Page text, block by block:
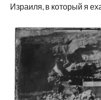
Израиля, в который я